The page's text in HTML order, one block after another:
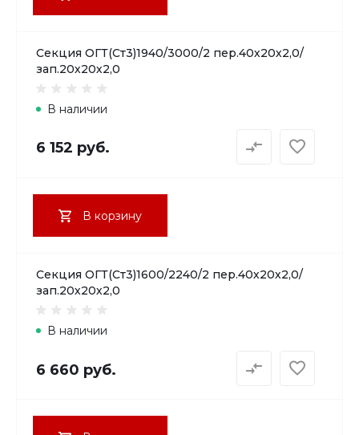
Секция ОГТ(Ст3)1940/3000/2 пер.40х20х2,0/
зап.20х20х2,0
В наличии
6 152 руб.
В корзину
Секция ОГТ(Ст3)1600/2240/2 пер.40х20х2,0/
зап.20х20х2,0
В наличии
6 660 руб.